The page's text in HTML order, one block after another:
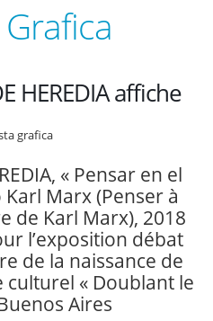
HEREDIA affiche
grafica
« Pensar en el
Marx (Penser à
de Karl Marx), 2018
l’exposition débat
de la naissance de
culturel « Doublant le
Aires